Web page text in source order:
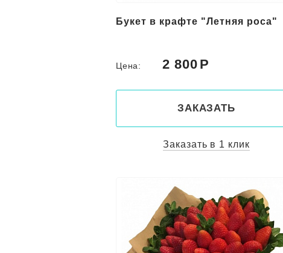
Букет в крафте "Летняя роса"
Цена: 2 800
ЗАКАЗАТЬ
Заказать в 1 клик